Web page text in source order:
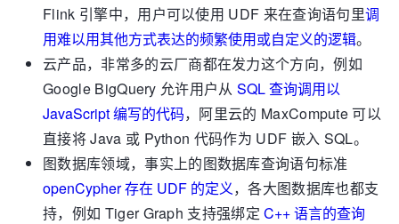
Flink 引擎中，用户可以使用 UDF 来在查询语句里调
用难以用其他方式表达的频繁使用或自定义的逻辑。
云产品，非常多的云厂商都在发力这个方向，例如
Google BigQuery 允许用户从SQL 查询调用以
JavaScript 编写的代码，阿里云的 MaxCompute 可以
直接将 Java 或 Python 代码作为 UDF 嵌入 SQL。
图数据库领域，事实上的图数据库查询语句标准
openCypher 存在 UDF 的定义，各大图数据库也都支
持，例如 Tiger Graph 支持强绑定C++ 语言的查询